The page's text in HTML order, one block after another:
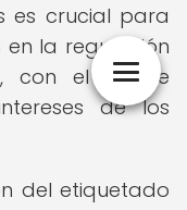
es crucial para
en la regulación
con el fin de
de los
del etiquetado